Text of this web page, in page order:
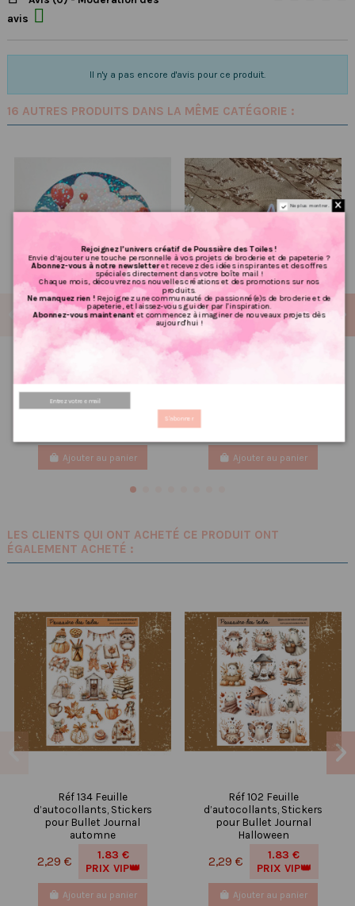
avis

Il n'y a pas encore d'avis pour ce produit.
16 AUTRES PRODUITS DANS LA MÊME CATÉGORIE :
Stickers holographique
2,08 €
1.67 €
PRIX VIP👑
Ajouter au panier
Poussière à aiguilles : étoile
Ajouter au panier
LES CLIENTS QUI ONT ACHETÉ CE PRODUIT ONT
ÉGALEMENT ACHETÉ :
Réf 134 Feuille
d’autocollants, Stickers
pour Bullet Journal
automne
2,29 €
1.83 €
PRIX VIP👑
Ajouter au panier
Réf 102 Feuille
d’autocollants, Stickers
pour Bullet Journal
Halloween
2,29 €
1.83 €
PRIX VIP👑
Ajouter au panier
Ne plus montrer.
Rejoignez l’univers créatif de Poussière des Toiles !
Envie d’ajouter une touche personnelle à vos projets de broderie et de papeterie ?
Abonnez-vous à notre newsletteret recevez des idées inspirantes et des offres
spéciales directement dans votre boîte mail !
Chaque mois, découvrez nos nouvelles créations et des promotions sur nos
produits.
Ne manquez rien !Rejoignez une communauté de passionné(e)s de broderie et de
papeterie, et laissez-vous guider par l'inspiration.
Abonnez-vous maintenantet commencez à imaginer de nouveaux projets dès
aujourd'hui !
S'abonner